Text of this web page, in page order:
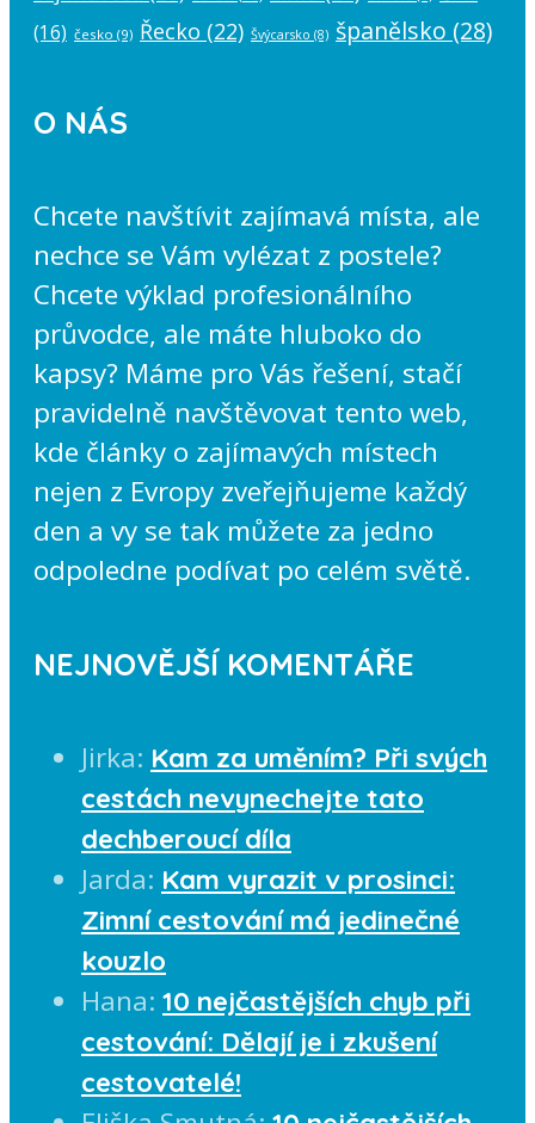
(16) česko (9) Řecko (22) Švýcarsko (8) španělsko (28)
O NÁS
Chcete navštívit zajímavá místa, ale
nechce se Vám vylézat z postele?
Chcete výklad profesionálního
průvodce, ale máte hluboko do
kapsy? Máme pro Vás řešení, stačí
pravidelně navštěvovat tento web,
kde články o zajímavých místech
nejen z Evropy zveřejňujeme každý
den a vy se tak můžete za jedno
odpoledne podívat po celém světě.
NEJNOVĚJŠÍ KOMENTÁŘE
Jirka: Kam za uměním? Při svých
cestách nevynechejte tato
dechberoucí díla
Jarda: Kam vyrazit v prosinci:
Zimní cestování má jedinečné
kouzlo
Hana: 10 nejčastějších chyb při
cestování: Dělají je i zkušení
cestovatelé!